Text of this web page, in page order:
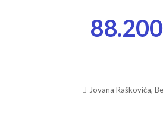
Jovana Raškovića,